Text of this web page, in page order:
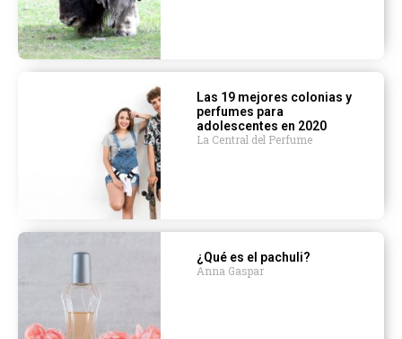
Las 19 mejores colonias y
perfumes para
adolescentes en 2020
La Central del Perfume
¿Qué es el pachuli?
Anna Gaspar